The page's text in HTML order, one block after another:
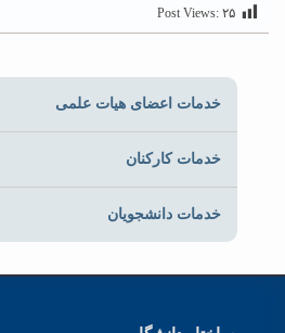
Post Views: ۲۵
خدمات اعضای هیات علمی
خدمات کارکنان
خدمات دانشجویان